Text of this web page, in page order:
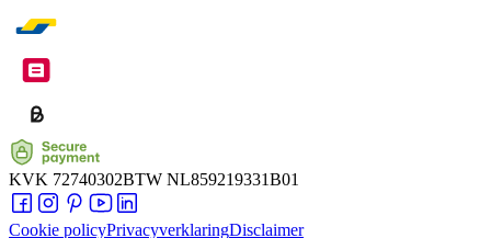
KVK 72740302BTW NL859219331B01
Cookie policyPrivacyverklaringDisclaimer